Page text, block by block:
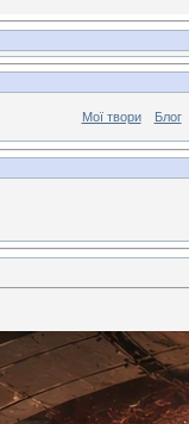
Мої твори Блог